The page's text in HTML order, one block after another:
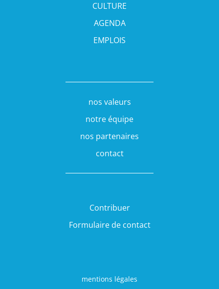
CULTURE
AGENDA
EMPLOIS
nos valeurs
notre équipe
nos partenaires
contact
Contribuer
Formulaire de contact
mentions légales